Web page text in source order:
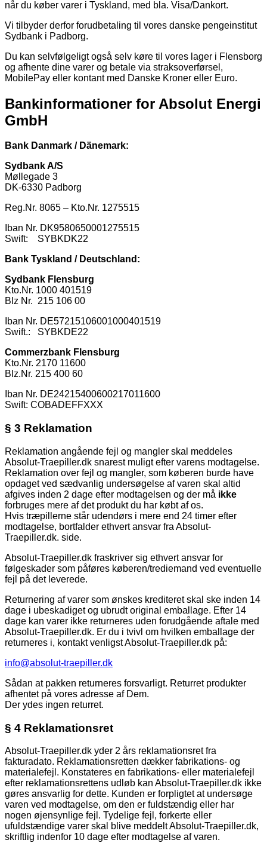
når du køber varer i Tyskland, med bla. Visa/Dankort.
Vi tilbyder derfor forudbetaling til vores danske pengeinstitut
Sydbank i Padborg.
Du kan selvfølgeligt også selv køre til vores lager i Flensborg
og afhente dine varer og betale via straksoverførsel,
MobilePay eller kontant med Danske Kroner eller Euro.
Bankinformationer for Absolut Energi
GmbH
Bank Danmark / Dänemark:
Sydbank A/S
Møllegade 3
DK-6330 Padborg
Reg.Nr. 8065 – Kto.Nr. 1275515
Iban Nr. DK9580650001275515
Swift: SYBKDK22
Bank Tyskland / Deutschland:
Sydbank Flensburg
Kto.Nr. 1000 401519
Blz Nr. 215 106 00
Iban Nr. DE57215106001000401519
Swift.: SYBKDE22
Commerzbank Flensburg
Kto.Nr. 2170 11600
Blz.Nr. 215 400 60
Iban Nr. DE24215400600217011600
Swift: COBADEFFXXX
§ 3 Reklamation
Reklamation angående fejl og mangler skal meddeles
Absolut-Traepiller.dk snarest muligt efter varens modtagelse.
Reklamation over fejl og mangler, som køberen burde have
opdaget ved sædvanlig undersøgelse af varen skal altid
afgives inden 2 dage efter modtagelsen og der må ikke
forbruges mere af det produkt du har købt af os.
Hvis træpillerne står udendørs i mere end 24 timer efter
modtagelse, bortfalder ethvert ansvar fra Absolut-
Traepiller.dk. side.
Absolut-Traepiller.dk fraskriver sig ethvert ansvar for
følgeskader som påføres køberen/trediemand ved eventuelle
fejl på det leverede.
Returnering af varer som ønskes krediteret skal ske inden 14
dage i ubeskadiget og ubrudt original emballage. Efter 14
dage kan varer ikke returneres uden forudgående aftale med
Absolut-Traepiller.dk. Er du i tvivl om hvilken emballage der
returneres i, kontakt venligst Absolut-Traepiller.dk på:
info@absolut-traepiller.dk
Sådan at pakken returneres forsvarligt. Returret produkter
afhentet på vores adresse af Dem.
Der ydes ingen returret.
§ 4 Reklamationsret
Absolut-Traepiller.dk yder 2 års reklamationsret fra
fakturadato. Reklamationsretten dækker fabrikations- og
materialefejl. Konstateres en fabrikations- eller materialefejl
efter reklamationsrettens udløb kan Absolut-Traepiller.dk ikke
gøres ansvarlig for dette. Kunden er forpligtet at undersøge
varen ved modtagelse, om den er fuldstændig eller har
nogen øjensynlige fejl. Tydelige fejl, forkerte eller
ufuldstændige varer skal blive meddelt Absolut-Traepiller.dk,
skriftlig indenfor 10 dage efter modtagelse af varen.